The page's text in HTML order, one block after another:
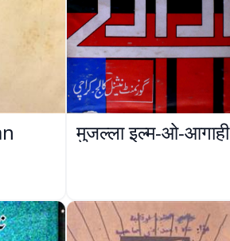
मुजल्ला इल्म-ओ-आगाही